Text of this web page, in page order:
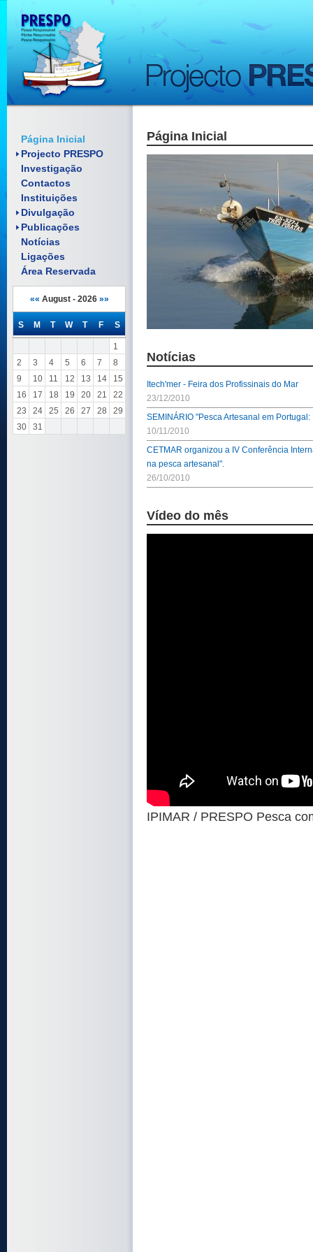
Página Inicial
Projecto PRESPO
Enquadramento
Objectivos
Investigação
Contactos
Instituições
Divulgação
Pósteres
Folhetos
Material Promocional
Reuniões
Publicações
Artigos científicos
Relatórios
Comunicações
Pósteres
Manuais
Documentos
Notícias
Ligações
Área Reservada
«« August - 2026 »»
S M T W T F S
1
2
3 4 5 6 7
8
9
10 11 12 13 14
15
16
17 18 19 20 21
22
23
24 25 26 27 28
29
30
31
Página Inicial
Notícias
Itech'mer - Feira dos Profissinais do Mar
23/12/2010
SEMINÁRIO "Pesca Artesanal em
10/11/2010
CETMAR organizou a IV Conferência
na pesca artesanal".
26/10/2010
Vídeo do mês
IPIMAR / PRESPO Pesca